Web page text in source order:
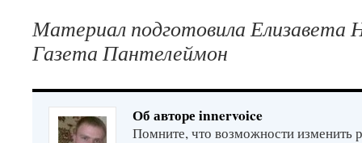
Материал подготовила Елизавета
Газета Пантелеймон
Об авторе innervoice
Помните, что возможности изменить